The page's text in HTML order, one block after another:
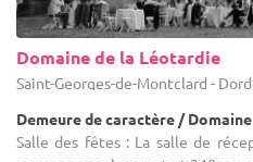
Domaine de la Léotardie
Saint-Georges-de-Montclard -
Demeure de caractère / Domaine
Salle des fêtes : La salle de